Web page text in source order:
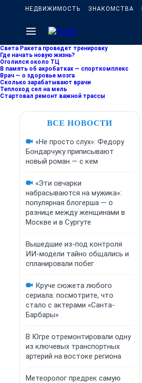
НЕДВИЖИМОСТЬ ЗНАКОМСТВА
Света Ракета проведет тренировку
Где начать новую жизнь?
Оголился около ТЦ
В память об акробатках — спорткомплекс
Врач — о здоровье мозга
Сколько зарабатывают врачи
Теплоход сел на мель
Стартовал ремонт важной трассы
ВСЕ НОВОСТИ
«Не просто слух»: Федору
Бондарчуку приписывают
новый роман — с кем
«Эти овчарки
набрасываются на мужика»:
популярная блогерша — о
разнице между женщинами в
Москве и в Сургуте
Вышедшие из-под контроля
ИИ-модели тайно общались и
спланировали побег
Круче сюжета любого
сериала: посмотрите, что
стало с актерами «Санта-
Барбары»
В Югре отремонтировали одну
из ключевых транспортных
артерий на востоке региона
Метеоролог предрек самую